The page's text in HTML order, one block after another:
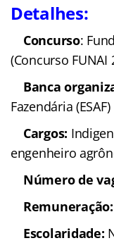
Detalhes:
Concurso:
(Concurso FUNAI
Banca
Fazendária (ESAF)
Cargos:
engenheiro
Número de
Remuneração:
Escolaridade: